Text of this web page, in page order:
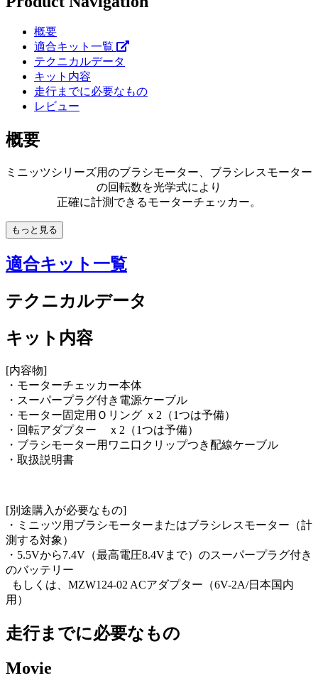
概要
適合キット一覧
テクニカルデータ
キット内容
走行までに必要なもの
レビュー
概要
ミニッツシリーズ用のブラシモーター、ブラシレスモーター
の回転数を光学式により
正確に計測できるモーターチェッカー。
もっと見る
適合キット一覧
テクニカルデータ
キット内容
[内容物]
・モーターチェッカー本体
・スーパープラグ付き電源ケーブル
・モーター固定用Ｏリング ｘ2（1つは予備）
・回転アダプター ｘ2（1つは予備）
・ブラシモーター用ワニ口クリップつき配線ケーブル
・取扱説明書
[別途購入が必要なもの]
・ミニッツ用ブラシモーターまたはブラシレスモーター（計
測する対象）
・5.5Vから7.4V（最高電圧8.4Vまで）のスーパープラグ付き
のバッテリー
もしくは、MZW124-02 ACアダプター（6V-2A/日本国内
用）
走行までに必要なもの
Movie